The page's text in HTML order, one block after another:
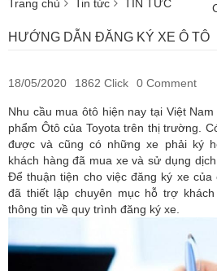
Trang chủ Tin tức TIN TỨC
HƯỚNG DẪN ĐĂNG KÝ XE Ô TÔ
18/05/2020 1862 Click 0 Comment
Nhu cầu mua ôtô hiện nay tại Việt
phẩm Ôtô của Toyota trên thị trường.
được và cũng có những xe phải ký
khách hàng đã mua xe và sử dụng
Để thuận tiện cho việc đăng ký xe của
đã thiết lập chuyên mục hỗ trợ
thông tin về quy trình đăng ký xe.